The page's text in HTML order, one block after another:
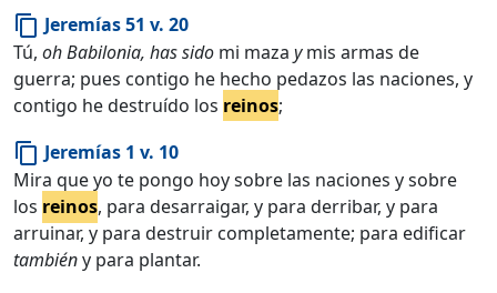
content_copy Jeremías 51 v. 20
Tú, oh Babilonia, has sido mi maza ymis armas de
guerra; pues contigo he hecho pedazos las naciones, y
contigo he destruído los reinos;
content_copy Jeremías 1 v. 10
Mira que yo te pongo hoy sobre las naciones y sobre
los reinos, para desarraigar, y para derribar, y para
arruinar, y para destruir completamente; para edificar
tambiény para plantar.